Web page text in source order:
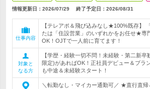
情報更新日：2026/07/29 終了予定日： 2026/08/31
仕事内容
【テレアポ＆飛び込みなし★100%既存】
たは「住設営業」のいずれかをお任せ★専
OK！OJTで一人前に育てます！
対象と
なる方
【学歴・経験一切不問！未経験・第二新
限定)があればOK！正社員デビュー＆ブラ
も中途＆未経験スタート！
＼転勤なし・マイカー通勤可／ ★直行直帰